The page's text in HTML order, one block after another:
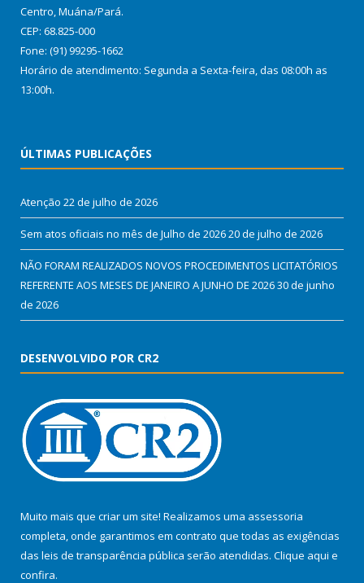
Centro, Muána/Pará.
CEP: 68.825-000
Fone: (91) 99295-1662
Horário de atendimento: Segunda a Sexta-feira, das 08:00h as
13:00h.
ÚLTIMAS PUBLICAÇÕES
Atenção 22 de julho de 2026
Sem atos oficiais no mês de Julho de 202620 de julho de 2026
NÃO FORAM REALIZADOS NOVOS PROCEDIMENTOS LICITATÓRIOS
REFERENTE AOS MESES DE JANEIRO A JUNHO DE 202630 de junho
de 2026
DESENVOLVIDO POR CR2
Muito mais que criar um site! Realizamos uma assessoria
completa, onde garantimos em contrato que todas as exigências
das leis de transparência pública serão atendidas. Clique aqui e
confira.